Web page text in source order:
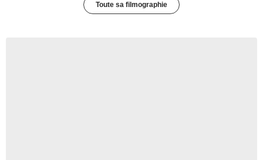
Toute sa filmographie